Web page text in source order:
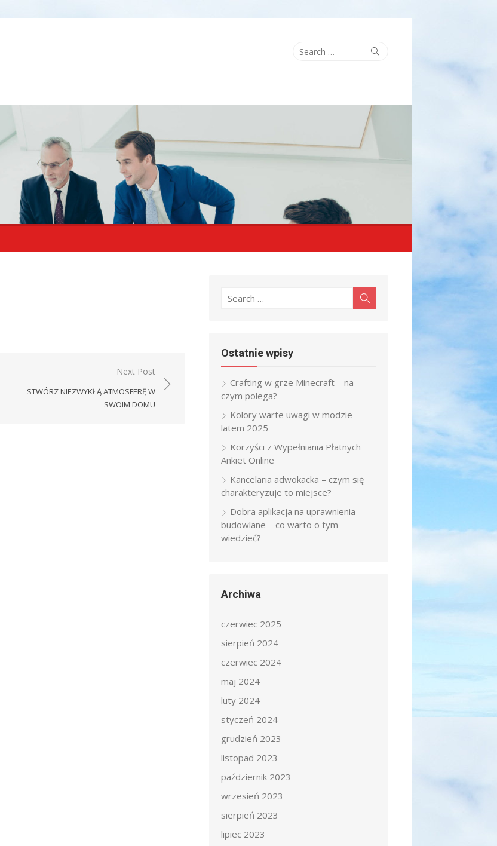
Search
Search
Next Post
STWÓRZ NIEZWYKŁĄ ATMOSFERĘ W
SWOIM DOMU
Search
Ostatnie wpisy
Crafting w grze Minecraft – na
czym polega?
Kolory warte uwagi w modzie
latem 2025
Korzyści z Wypełniania Płatnych
Ankiet Online
Kancelaria adwokacka – czym się
charakteryzuje to miejsce?
Dobra aplikacja na uprawnienia
budowlane – co warto o tym
wiedzieć?
Archiwa
czerwiec 2025
sierpień 2024
czerwiec 2024
maj 2024
luty 2024
styczeń 2024
grudzień 2023
listopad 2023
październik 2023
wrzesień 2023
sierpień 2023
lipiec 2023